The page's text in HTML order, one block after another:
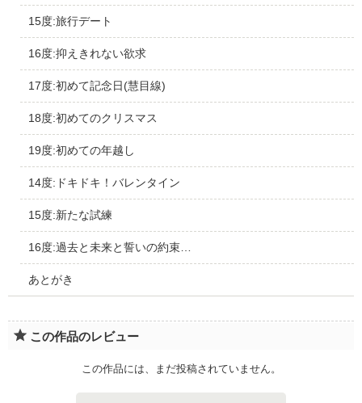
15度:旅行デート
16度:抑えきれない欲求
17度:初めて記念日(慧目線)
18度:初めてのクリスマス
19度:初めての年越し
14度:ドキドキ！バレンタイン
15度:新たな試練
16度:過去と未来と誓いの約束…
あとがき
この作品のレビュー
この作品には、まだ投稿されていません。